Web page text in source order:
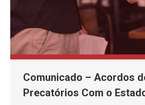
Comunicado – Acordos
Precatórios Com o